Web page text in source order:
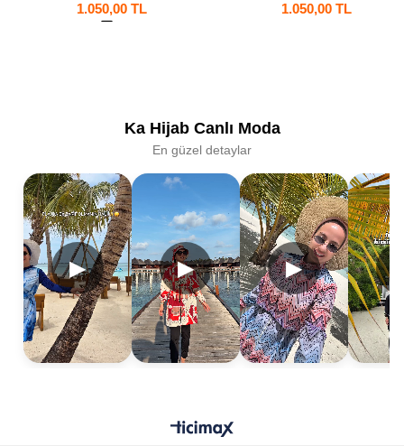
1.050,00 TL 1.050,00 TL
Ka Hijab Canlı Moda
En güzel detaylar
▶ ▶ ▶